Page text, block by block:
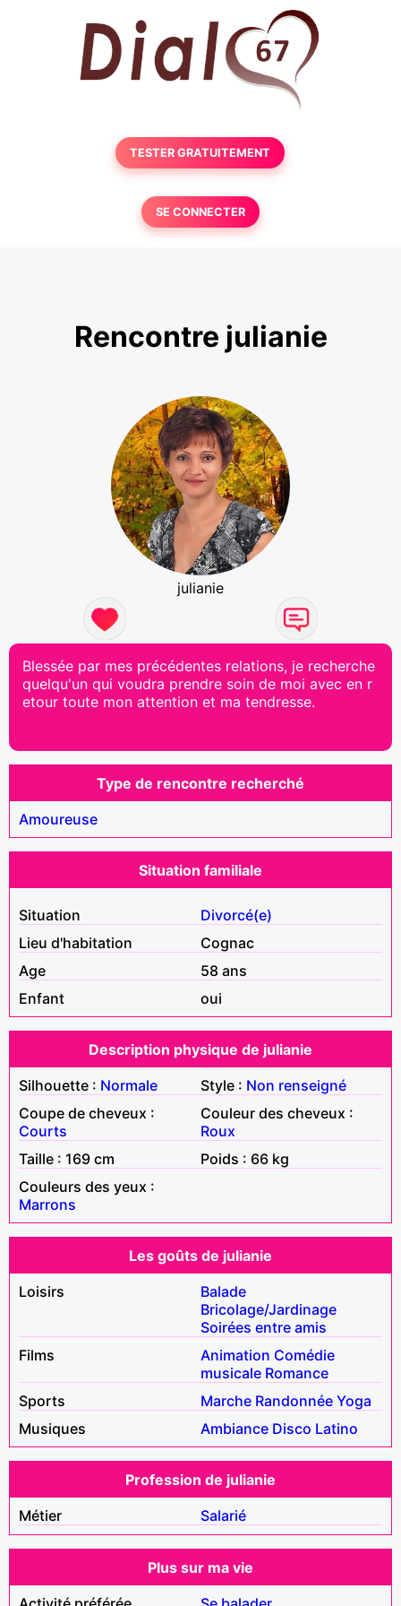
TESTER GRATUITEMENT
SE CONNECTER
Rencontre julianie
julianie
Blessée par mes précédentes relations, je recherche
quelqu'un qui voudra prendre soin de moi avec en r
etour toute mon attention et ma tendresse.
Type de rencontre recherché
Amoureuse
Situation familiale
Situation
Divorcé(e)
Lieu d'habitation
Cognac
Age
58 ans
Enfant
oui
Description physique de julianie
Silhouette : Normale Style : Non renseigné
Coupe de cheveux :
Courts
Couleur des cheveux :
Roux
Taille : 169 cm
Poids : 66 kg
Couleurs des yeux :
Marrons
Les goûts de julianie
Loisirs
Balade
Bricolage/Jardinage
Soirées entre amis
Films
Animation Comédie
musicale Romance
Sports
Marche Randonnée Yoga
Musiques
Ambiance Disco Latino
Profession de julianie
Métier
Salarié
Plus sur ma vie